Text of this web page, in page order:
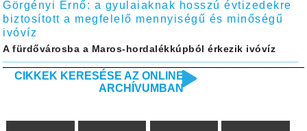
Görgényi Ernő: a gyulaiaknak hosszú évtizedekre
biztosított a megfelelő mennyiségű és minőségű
ivóvíz
A fürdővárosba a Maros-hordalékkúpból érkezik ivóvíz
CIKKEK KERESÉSE AZ ONLINE
ARCHÍVUMBAN